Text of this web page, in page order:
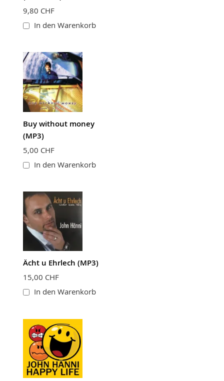
9,80 CHF
In den Warenkorb
Buy without money
(MP3)
5,00 CHF
In den Warenkorb
Ächt u Ehrlech (MP3)
15,00 CHF
In den Warenkorb